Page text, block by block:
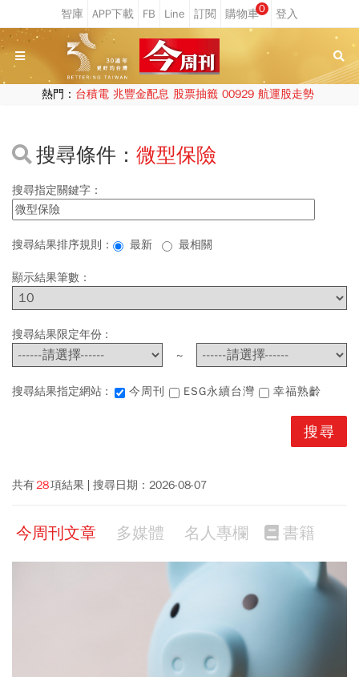
0
熱門： 台積電 兆豐金配息 股票抽籤 00929 航運股走勢
搜尋條件： 微型保險
搜尋指定關鍵字：
搜尋結果排序規則： 最新 最相關
顯示結果筆數：
搜尋結果限定年份 :
~
搜尋結果指定網站 : 今周刊 ESG永續台灣 幸福熟齡
共有28項結果 搜尋日期： 2026-08-07
今周刊文章 多媒體 名人專欄 書籍